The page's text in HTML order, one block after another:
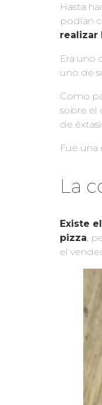
Hasta
podían
realizar
Era uno
uno de
Como
sobre el
de
Fue una
La
Existe
pizza,
el